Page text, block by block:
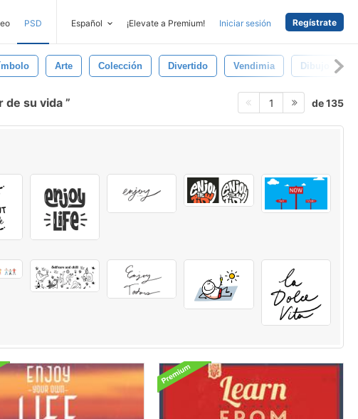
PSD Español ¡Elevate a Premium! Iniciar sesión Regístrate
Arte Colección Divertido Vendimia Dibujo
de su vida 1 de 135